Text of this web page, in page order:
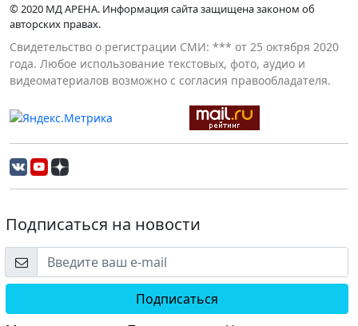
© 2020 МД АРЕНА. Информация сайта защищена законом об
авторских правах.
Свидетельство о регистрации СМИ: *** от 25 октября 2020
года. Любое использование текстовых, фото, аудио и
видеоматериалов возможно с согласия правообладателя.
Подписаться на новости
Подписаться